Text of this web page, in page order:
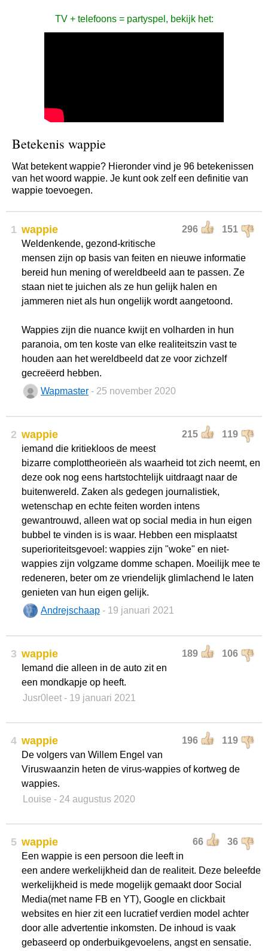
TV + telefoons = partyspel, bekijk het:
Betekenis wappie
Wat betekent wappie? Hieronder vind je 96 betekenissen
van het woord wappie. Je kunt ook zelf een definitie van
wappie toevoegen.
1 296 151
wappie
Weldenkende, gezond-kritische
mensen zijn op basis van feiten en nieuwe informatie
bereid hun mening of wereldbeeld aan te passen. Ze
staan niet te juichen als ze hun gelijk halen en
jammeren niet als hun ongelijk wordt aangetoond.
Wappies zijn die nuance kwijt en volharden in hun
paranoia, om ten koste van elke realiteitszin vast te
houden aan het wereldbeeld dat ze voor zichzelf
gecreëerd hebben.
Wapmaster - 25 november 2020
2 215 119
wappie
iemand die kritiekloos de meest
bizarre complottheorieën als waarheid tot zich neemt, en
deze ook nog eens hartstochtelijk uitdraagt naar de
buitenwereld. Zaken als gedegen journalistiek,
wetenschap en echte feiten worden intens
gewantrouwd, alleen wat op social media in hun eigen
bubbel te vinden is is waar. Hebben een misplaatst
superioriteitsgevoel: wappies zijn "woke" en niet-
wappies zijn volgzame domme schapen. Moeilijk mee te
redeneren, beter om ze vriendelijk glimlachend le laten
genieten van hun eigen gelijk.
Andrejschaap - 19 januari 2021
3 189 106
wappie
Iemand die alleen in de auto zit en
een mondkapje op heeft.
Jusr0leet - 19 januari 2021
4 196 119
wappie
De volgers van Willem Engel van
Viruswaanzin heten de virus-wappies of kortweg de
wappies.
Louise - 24 augustus 2020
5 66 36
wappie
Een wappie is een persoon die leeft in
een andere werkelijkheid dan de realiteit. Deze beleefde
werkelijkheid is mede mogelijk gemaakt door Social
Media(met name FB en YT), Google en clickbait
websites en hier zit een lucratief verdien model achter
door alle advertentie inkomsten. De inhoud is vaak
gebaseerd op onderbuikgevoelens, angst en sensatie.